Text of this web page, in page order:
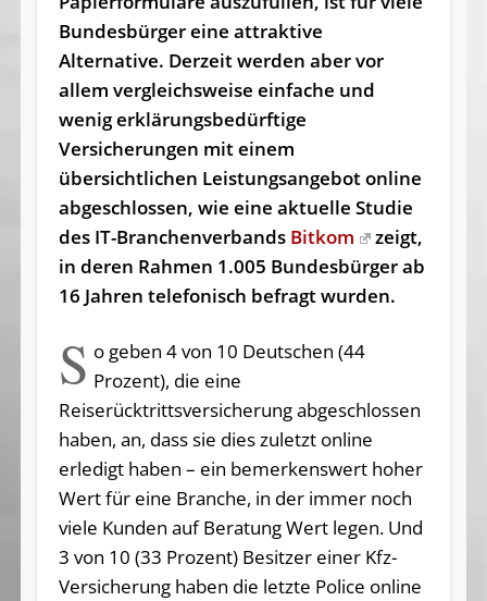
Bundesbürger eine attraktive
Alternative. Derzeit werden aber vor
allem vergleichsweise einfache und
wenig erklärungsbedürftige
Versicherungen mit einem
übersichtlichen Leistungsangebot online
abgeschlossen, wie eine aktuelle Studie
des IT-Branchenverbands Bitkom
zeigt,
in deren Rahmen 1.005 Bundesbürger ab
16 Jahren telefonisch befragt wurden.
S o geben 4 von 10 Deutschen (44
Prozent), die eine
Reiserücktrittsversicherung abgeschlossen
haben, an, dass sie dies zuletzt online
erledigt haben – ein bemerkenswert hoher
Wert für eine Branche, in der immer noch
viele Kunden auf Beratung Wert legen. Und
3 von 10 (33 Prozent) Besitzer einer Kfz-
Versicherung haben die letzte Police online